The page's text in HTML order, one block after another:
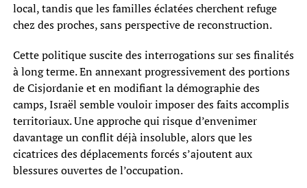
local, tandis que les familles éclatées cherchent refuge
chez des proches, sans perspective de reconstruction.
Cette politique suscite des interrogations sur ses finalités
à long terme. En annexant progressivement des portions
de Cisjordanie et en modifiant la démographie des
camps, Israël semble vouloir imposer des faits accomplis
territoriaux. Une approche qui risque d’envenimer
davantage un conflit déjà insoluble, alors que les
cicatrices des déplacements forcés s’ajoutent aux
blessures ouvertes de l’occupation.